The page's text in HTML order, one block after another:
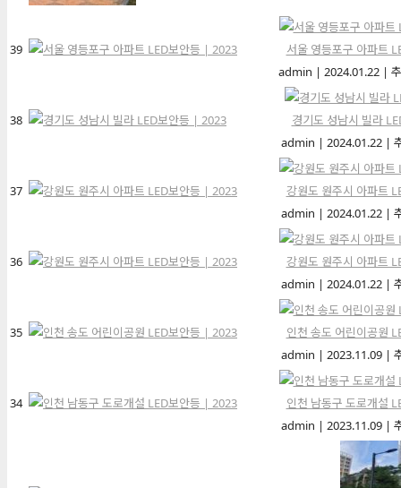
39
서울 영등포구 아파트
admin | 2024.01.22 |
38
경기도 성남시 빌라
admin | 2024.01.22 |
37
강원도 원주시 아파트
admin | 2024.01.22 |
36
강원도 원주시 아파트
admin | 2024.01.22 |
35
인천 송도 어린이공원
admin | 2023.11.09 |
34
인천 남동구 도로개설
admin | 2023.11.09 |